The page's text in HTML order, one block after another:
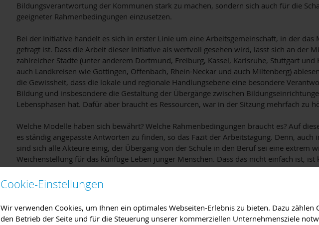
Cookie-Einstellungen
Wir verwenden Cookies, um Ihnen ein optimales Webseiten-Erlebnis zu bieten. Dazu zählen
den Betrieb der Seite und für die Steuerung unserer kommerziellen Unternehmensziele
Bildungsverantwortung der Kommunen stark zu machen, sondern sich auch für die
geeigneter Rahmenbedingungen einzusetzen.
Bei der Initiative handelt es sich in erster Linie um eine Arbeitsgemeinschaft, in der das
gefragt ist. Dass die Arbeit dieser Initiative als wertvoll gesehen wird, lässt sich an der
zahlreicher Städte (unter anderem Dortmund, Freiburg, Kassel, Karlsruhe, Stuttgart und
auch Landkreisen wie Göttingen, Offenbach, Rhein-Neckar und auch Miltenberg)
die Gewissheit, dass die lokale und regionale Handlungsebene eine besondere
Bildung und insbesondere die Gestaltung der Übergänge zwischen
Lebensphasen hat. Dafür aber braucht es Ressourcen, war in der Sitzung mehrfach zu
Welche Modelle haben sich bewährt? Welche Rahmenbedingungen braucht es? Auf
es ständig angepasste Antworten zu finden, so das Fazit der Arbeitstagung. Denn, auch
sind sich alle Akteure einig, der Übergang von der Schule in den Beruf sei eine extrem
Weichenstellung für das künftige Leben junger Menschen. Dass das nicht einfach ist, ist
Schule wie auch Wirtschaft sind ihren speziellen rechtlichen und fachlichen
unterworfen, auf die die Initiative keinen oder nur geringen Einfluss hat. Deshalb
Erfolg eine „lokale Verantwortungsgemeinschaft“ unter Beteiligung alles Akteure, die auf
und Bildungsbiografien Einfluss haben. Deshalb heißt es im Positionspapier der Initiative
Die Übernahme kommunaler Verantwortung für Bildung und Übergänge muss eine